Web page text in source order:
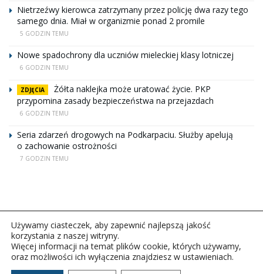
Nietrzeźwy kierowca zatrzymany przez policję dwa razy tego
samego dnia. Miał w organizmie ponad 2 promile
5 GODZIN TEMU
Nowe spadochrony dla uczniów mieleckiej klasy lotniczej
6 GODZIN TEMU
ZDJĘCIA
Żółta naklejka może uratować życie. PKP
przypomina zasady bezpieczeństwa na przejazdach
6 GODZIN TEMU
Seria zdarzeń drogowych na Podkarpaciu. Służby apelują
o zachowanie ostrożności
7 GODZIN TEMU
Copyright © 2026Polskie Radio Rzeszów S.A. w likwidacj.
Używamy ciasteczek, aby zapewnić najlepszą jakość
korzystania z naszej witryny.
Więcej informacji na temat plików cookie, których używamy,
oraz możliwości ich wyłączenia znajdziesz w ustawieniach.